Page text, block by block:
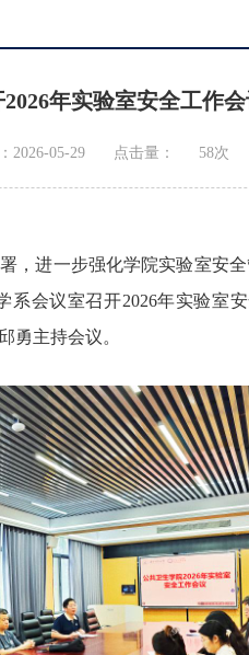
年实验室安全工作
2026-05-29 点击量： 58次
，进一步强化学院实验室安
会议室召开2026年实验室安
勇主持会议。